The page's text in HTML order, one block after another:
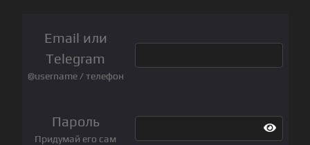
Email или
Telegram
@username / телефон
Пароль
Придумай его сам